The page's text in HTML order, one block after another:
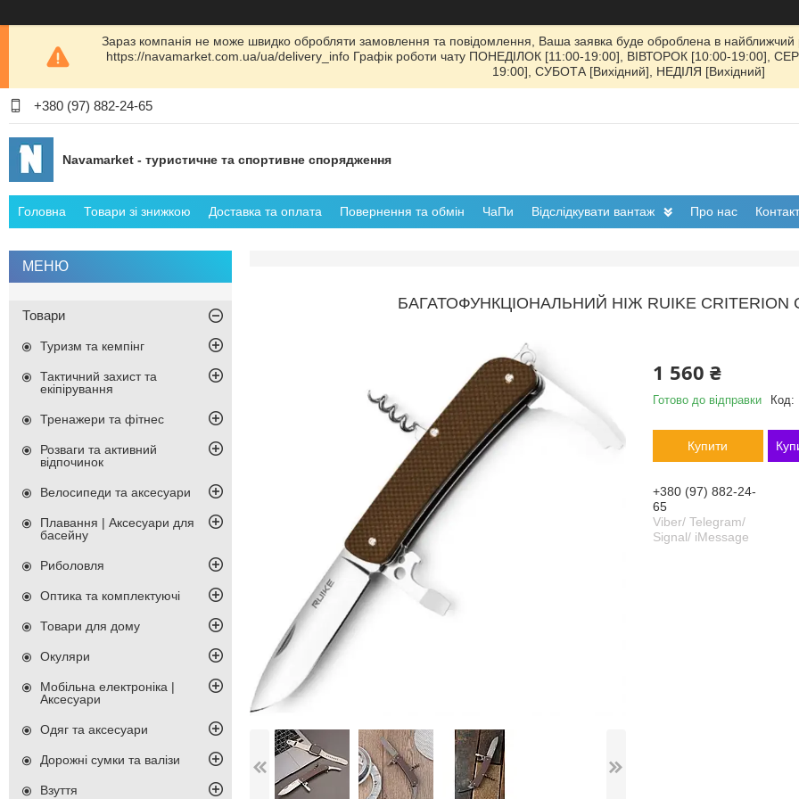
Зараз компанія не може швидко обробляти замовлення та повідомлення, Ваша заявка буде оброблена в найближчий
https://navamarket.com.ua/ua/delivery_info Графік роботи чату ПОНЕДІЛОК [11:00-19:00], ВІВТОРОК [10:00-19:00],
19:00], СУБОТА [Вихідний], НЕДІЛЯ [Вихідний]
+380 (97) 882-24-65
Navamarket - туристичне та спортивне спорядження
Головна Товари зі знижкою Доставка та оплата Повернення та обмін ЧаПи Відслідкувати вантаж Про нас
БАГАТОФУНКЦІОНАЛЬНИЙ НІЖ RUIKE CRITERION
1 560 ₴
Готово до відправки Код:
Купити
+380 (97) 882-24-
65
Viber/ Telegram/
Signal/ iMessage
Товари
Туризм та кемпінг
Тактичний захист та
екіпірування
Тренажери та фітнес
Розваги та активний
відпочинок
Велосипеди та аксесуари
Плавання | Аксесуари для
басейну
Риболовля
Оптика та комплектуючі
Товари для дому
Окуляри
Мобільна електроніка |
Аксесуари
Одяг та аксесуари
Дорожні сумки та валізи
Взуття